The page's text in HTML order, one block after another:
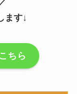
ます↓
ちら